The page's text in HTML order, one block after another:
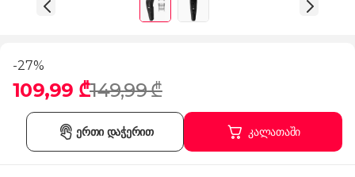
-27%
109,99 ₾149,99 ₾
კალათაში
ერთი დაჭერით